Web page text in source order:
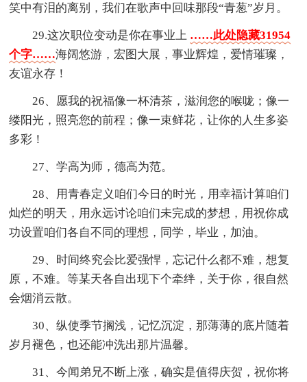
笑中有泪的离别，我们在歌声中回味那段“青葱”岁月。
29.这次职位变动是你在事业上 ……此处隐藏31954
个字……海阔悠游，宏图大展，事业辉煌，爱情璀璨，
友谊永存！
26、愿我的祝福像一杯清茶，滋润您的喉咙；像一
缕阳光，照亮您的前程；像一束鲜花，让你的人生多姿
多彩！
27、学高为师，德高为范。
28、用青春定义咱们今日的时光，用幸福计算咱们
灿烂的明天，用永远讨论咱们未完成的梦想，用祝你成
功设置咱们各自不同的理想，同学，毕业，加油。
29、时间终究会比爱强悍，忘记什么都不难，想复
原，不难。等某天各自出现下个牵绊，关于你，很自然
会烟消云散。
30、纵使季节搁浅，记忆沉淀，那薄薄的底片随着
岁月褪色，也还能冲洗出那片温馨。
31、今闻弟兄不断上涨，确实是值得庆贺，祝你将